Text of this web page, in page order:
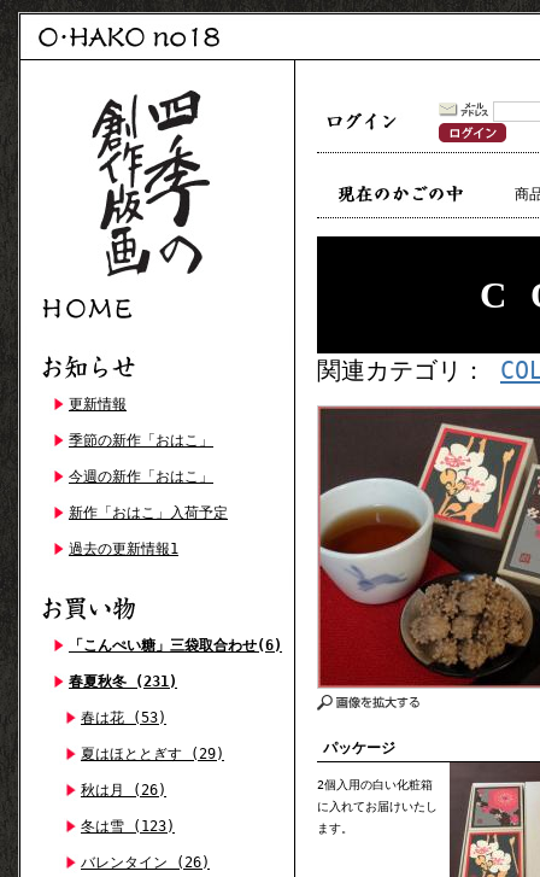
更新情報
季節の新作「おはこ」
今週の新作「おはこ」
新作「おはこ」入荷予定
過去の更新情報1
「こんぺい糖」三袋取合わせ(6)
春夏秋冬 (231)
春は花 (53)
夏はほととぎす (29)
秋は月 (26)
冬は雪 (123)
バレンタイン (26)
商
関連カテゴリ：
パッケージ
2個入用の白い化粧箱
に入れてお届けいたし
ます。